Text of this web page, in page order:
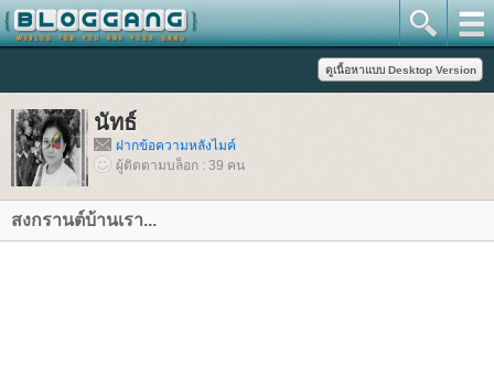
นัทธ์
ฝากข้อความหลังไมค์
ผู้ติดตามบล็อก : 39 คน
สงกรานต์บ้านเรา...